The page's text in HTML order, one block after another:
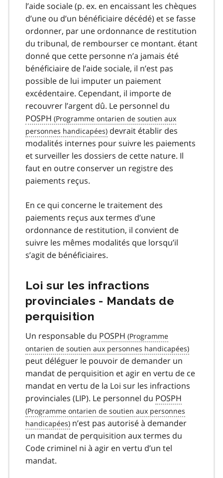
l’aide sociale (p. ex. en encaissant les chèques
d’une ou d’un bénéficiaire décédé) et se fasse
ordonner, par une ordonnance de restitution
du tribunal, de rembourser ce montant. étant
donné que cette personne n’a jamais été
bénéficiaire de l’aide sociale, il n’est pas
possible de lui imputer un paiement
excédentaire. Cependant, il importe de
recouvrer l’argent dû. Le personnel du
POSPH
devrait établir des
modalités internes pour suivre les paiements
et surveiller les dossiers de cette nature. Il
faut en outre conserver un registre des
paiements reçus.
En ce qui concerne le traitement des
paiements reçus aux termes d’une
ordonnance de restitution, il convient de
suivre les mêmes modalités que lorsqu’il
s’agit de bénéficiaires.
Loi sur les infractions
provinciales - Mandats de
perquisition
Un responsable du POSPH
peut déléguer le pouvoir de demander un
mandat de perquisition et agir en vertu de ce
mandat en vertu de la Loi sur les infractions
provinciales (LIP). Le personnel du POSPH
n’est pas autorisé à demander
un mandat de perquisition aux termes du
Code criminel ni à agir en vertu d’un tel
mandat.